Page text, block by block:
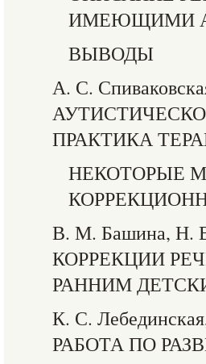
ИМЕЮЩИМИ
ВЫВОДЫ
А. С.
ПРАКТИКА
НЕКОТОРЫЕ
В. М. Башина,
КОРРЕКЦИИ
РАННИМ
К. С.
РАБОТА ПО